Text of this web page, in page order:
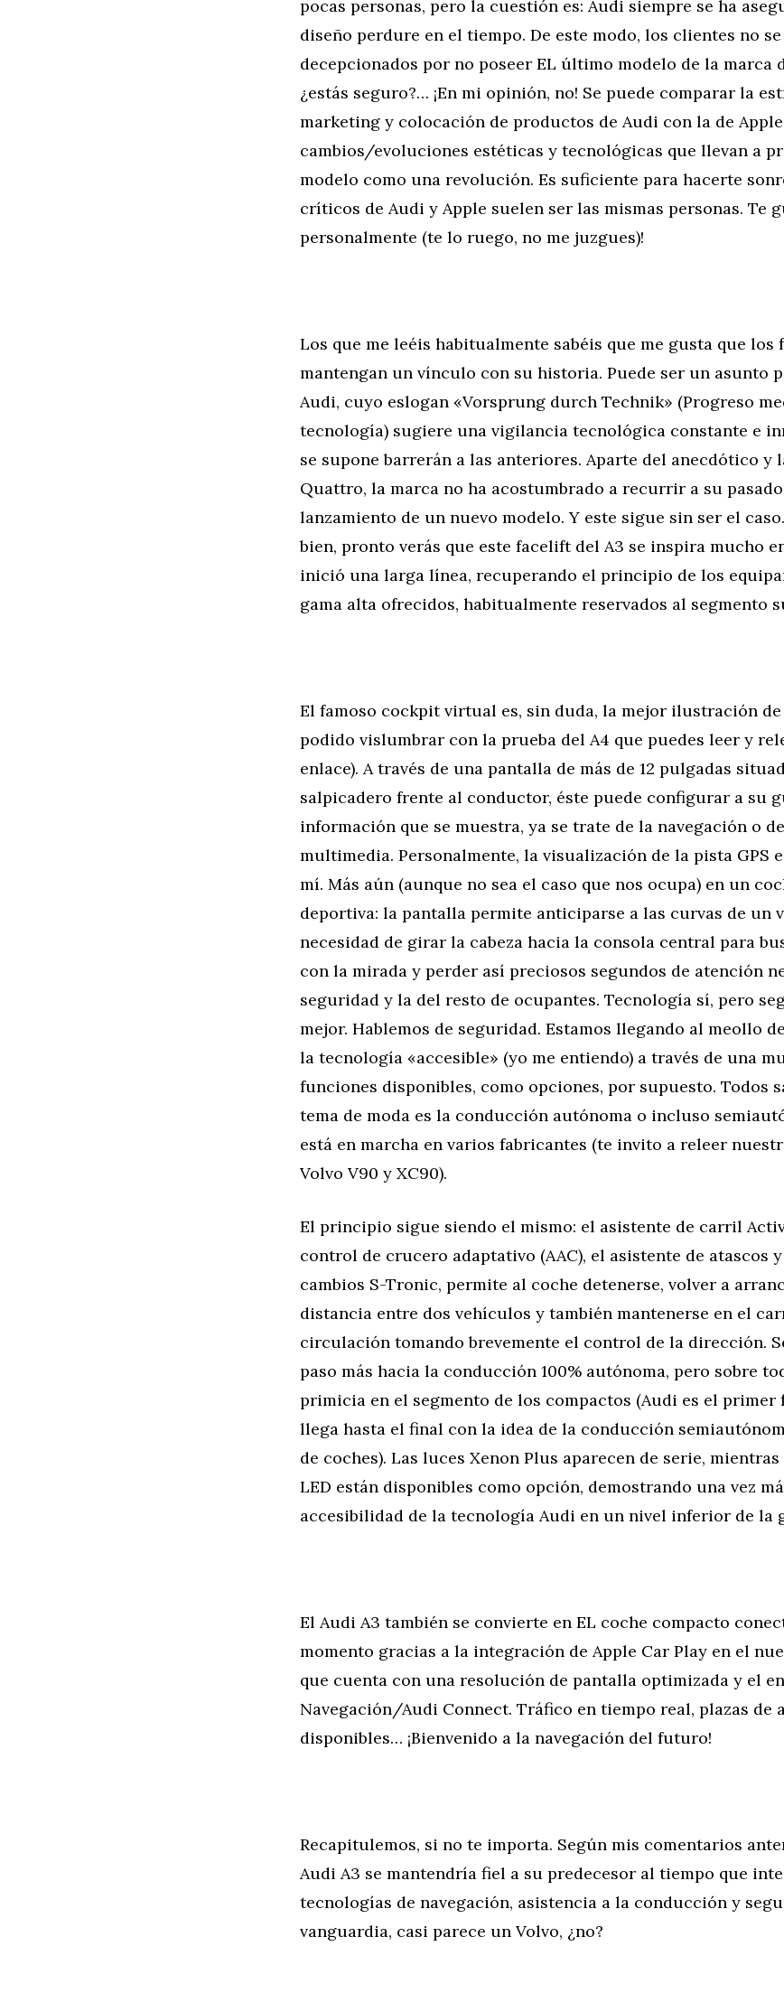
pocas personas, pero la cuestión es: Audi siempre se ha
diseño perdure en el tiempo. De este modo, los clientes no
decepcionados por no poseer EL último modelo de la marca
¿estás seguro?… ¡En mi opinión, no! Se puede comparar la
marketing y colocación de productos de Audi con la de
cambios/evoluciones estéticas y tecnológicas que llevan a
modelo como una revolución. Es suficiente para hacerte
críticos de Audi y Apple suelen ser las mismas personas. Te
personalmente (te lo ruego, no me juzgues)!
Los que me leéis habitualmente sabéis que me gusta que los
mantengan un vínculo con su historia. Puede ser un asunto
Audi, cuyo eslogan «Vorsprung durch Technik» (Progreso
tecnología) sugiere una vigilancia tecnológica constante e
se supone barrerán a las anteriores. Aparte del anecdótico y
Quattro, la marca no ha acostumbrado a recurrir a su
lanzamiento de un nuevo modelo. Y este sigue sin ser el
bien, pronto verás que este facelift del A3 se inspira mucho
inició una larga línea, recuperando el principio de los
gama alta ofrecidos, habitualmente reservados al segmento
El famoso cockpit virtual es, sin duda, la mejor ilustración
podido vislumbrar con la prueba del A4 que puedes leer y
enlace). A través de una pantalla de más de 12 pulgadas
salpicadero frente al conductor, éste puede configurar a su
información que se muestra, ya se trate de la navegación o
multimedia. Personalmente, la visualización de la pista GPS
mí. Más aún (aunque no sea el caso que nos ocupa) en un
deportiva: la pantalla permite anticiparse a las curvas de un
necesidad de girar la cabeza hacia la consola central para
con la mirada y perder así preciosos segundos de atención
seguridad y la del resto de ocupantes. Tecnología sí, pero
mejor. Hablemos de seguridad. Estamos llegando al meollo
la tecnología «accesible» (yo me entiendo) a través de una
funciones disponibles, como opciones, por supuesto. Todos
tema de moda es la conducción autónoma o incluso
está en marcha en varios fabricantes (te invito a releer
Volvo V90 y XC90).
El principio sigue siendo el mismo: el asistente de carril
control de crucero adaptativo (AAC), el asistente de atascos
cambios S-Tronic, permite al coche detenerse, volver a
distancia entre dos vehículos y también mantenerse en el
circulación tomando brevemente el control de la dirección.
paso más hacia la conducción 100% autónoma, pero sobre
primicia en el segmento de los compactos (Audi es el primer
llega hasta el final con la idea de la conducción
de coches). Las luces Xenon Plus aparecen de serie,
LED están disponibles como opción, demostrando una vez
accesibilidad de la tecnología Audi en un nivel inferior de la
El Audi A3 también se convierte en EL coche compacto
momento gracias a la integración de Apple Car Play en el
que cuenta con una resolución de pantalla optimizada y el
Navegación/Audi Connect. Tráfico en tiempo real, plazas de
disponibles… ¡Bienvenido a la navegación del futuro!
Recapitulemos, si no te importa. Según mis comentarios
Audi A3 se mantendría fiel a su predecesor al tiempo que
tecnologías de navegación, asistencia a la conducción y
vanguardia, casi parece un Volvo, ¿no?